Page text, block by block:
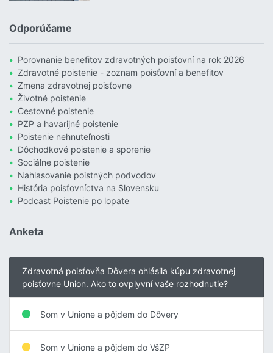
Odporúčame
Porovnanie benefitov zdravotných poisťovní na rok 2026
Zdravotné poistenie - zoznam poisťovní a benefitov
Zmena zdravotnej poisťovne
Životné poistenie
Cestovné poistenie
PZP a havarijné poistenie
Poistenie nehnuteľnosti
Dôchodkové poistenie a sporenie
Sociálne poistenie
Nahlasovanie poistných podvodov
História poisťovníctva na Slovensku
Podcast Poistenie po lopate
Anketa
Zdravotná poisťovňa Dôvera ohlásila kúpu zdravotnej
poisťovne Union. Ako to ovplyvní vaše rozhodnutie?
Som v Unione a pôjdem do Dôvery
Som v Unione a pôjdem do VšZP